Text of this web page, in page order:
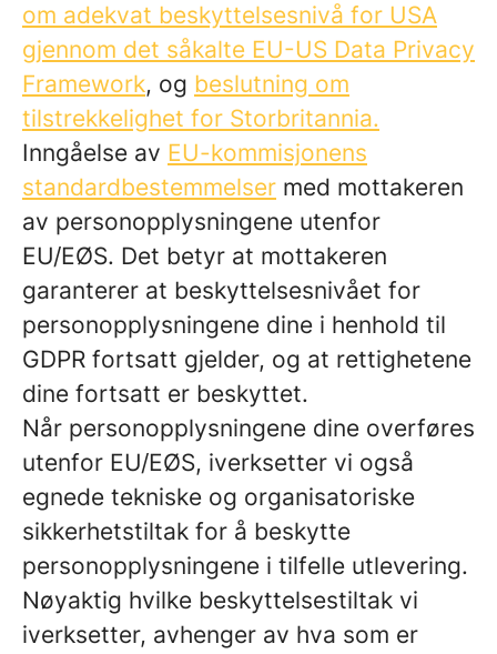
om adekvat beskyttelsesnivå for USA
gjennom det såkalte EU-US Data Privacy
Framework, og beslutning om
tilstrekkelighet for Storbritannia.
Inngåelse av EU-kommisjonens
standardbestemmelser med mottakeren
av personopplysningene utenfor
EU/EØS. Det betyr at mottakeren
garanterer at beskyttelsesnivået for
personopplysningene dine i henhold til
GDPR fortsatt gjelder, og at rettighetene
dine fortsatt er beskyttet.
Når personopplysningene dine overføres
utenfor EU/EØS, iverksetter vi også
egnede tekniske og organisatoriske
sikkerhetstiltak for å beskytte
personopplysningene i tilfelle utlevering.
Nøyaktig hvilke beskyttelsestiltak vi
iverksetter, avhenger av hva som er